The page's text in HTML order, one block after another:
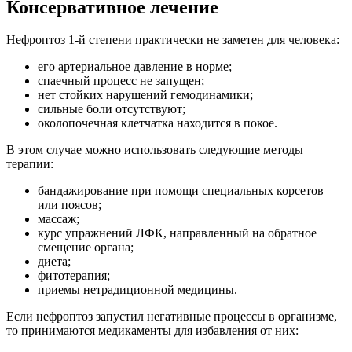
Консервативное лечение
Нефроптоз 1-й степени практически не заметен для человека:
его артериальное давление в норме;
спаечный процесс не запущен;
нет стойких нарушений гемодинамики;
сильные боли отсутствуют;
околопочечная клетчатка находится в покое.
В этом случае можно использовать следующие методы
терапии:
бандажирование при помощи специальных корсетов
или поясов;
массаж;
курс упражнений ЛФК, направленный на обратное
смещение органа;
диета;
фитотерапия;
приемы нетрадиционной медицины.
Если нефроптоз запустил негативные процессы в организме,
то принимаются медикаменты для избавления от них: